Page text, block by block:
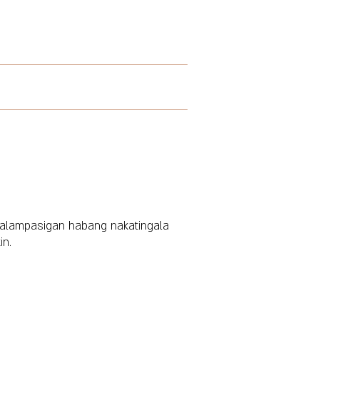
habang nakatingala